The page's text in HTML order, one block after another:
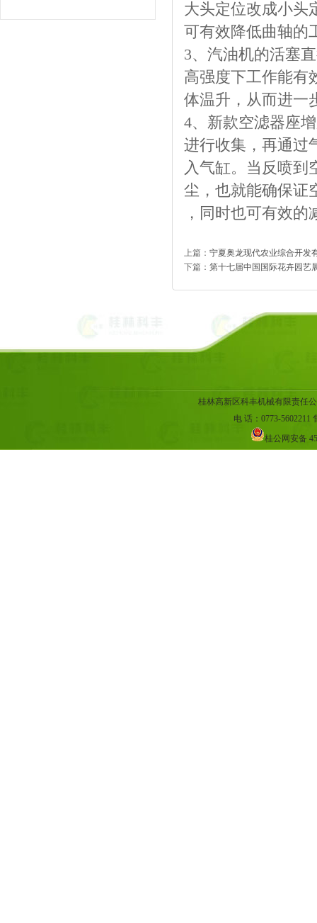
大头定位改成小头
可有效降低曲轴的
3、汽油机的活塞
高强度下工作能有
体温升，从而进一
4、新款空滤器座
进行收集，再通过
入气缸。当反喷到
尘，也就能确保证
，同时也可有效
上篇： 宁夏奥龙现代农业综合开发
下篇： 第十七届中国国际花卉园艺
桂林高新区科丰机械有限责任
电 话：0773-5602211
桂公网安备